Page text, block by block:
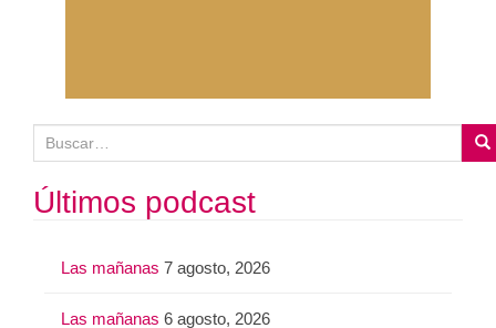
u
sÚltimos podcast
Las mañanas 7 agosto, 2026
Las mañanas 6 agosto, 2026